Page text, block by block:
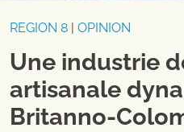
REGION 8 OPINION
Une industrie
artisanale
Britanno-